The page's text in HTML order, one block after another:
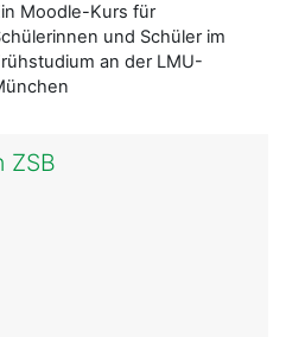
Moodle-Kurs für
und Schüler im
an der LMU-
ZSB